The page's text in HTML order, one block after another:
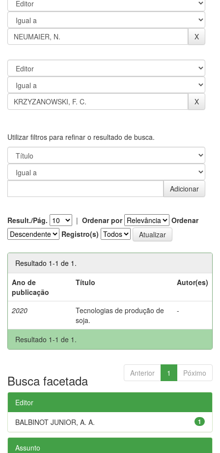
Utilizar filtros para refinar o resultado de busca.
Result./Pág. | Ordenar por
Ordenar
Registro(s)
Resultado 1-1 de 1.
Ano de
publicação
Título Autor(es)
2020
Tecnologias de produção de
soja.
-
Resultado 1-1 de 1.
Anterior 1 Póximo
Busca facetada
Editor
1
BALBINOT JUNIOR, A. A.
Assunto